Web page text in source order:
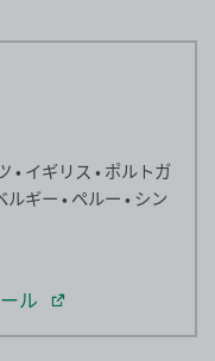
• イギリス • ポルトガ
ルギー • ペルー • シン
ル